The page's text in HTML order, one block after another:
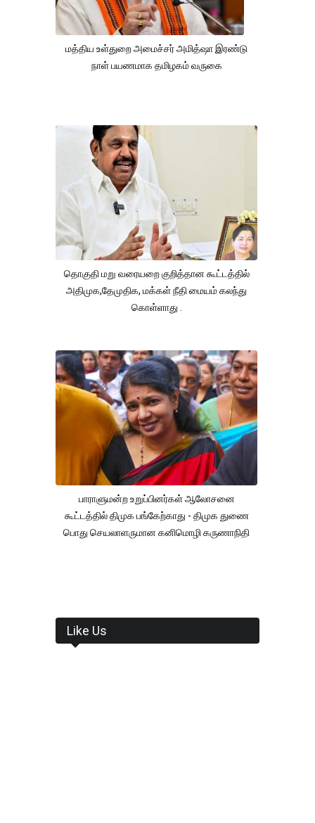
மத்திய உள்துறை அமைச்சர் அமித்ஷா இரண்டு
நாள் பயணமாக தமிழகம் வருகை
தொகுதி மறு வரையறை குறித்தான கூட்டத்தில்
அதிமுக,தேமுதிக, மக்கள் நீதி மையம் கலந்து
கொள்ளாது .
பாராளுமன்ற உறுப்பினர்கள் ஆலோசனை
கூட்டத்தில் திமுக பங்கேற்காது - திமுக துணை
பொது செயலாளருமான கனிமொழி கருணாநிதி
Like Us